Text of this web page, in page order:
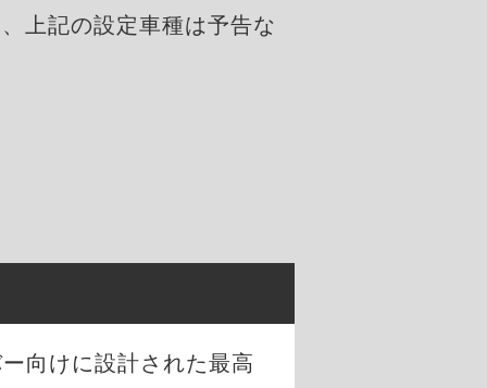
上記の設定車種は予告な
向けに設計された最高